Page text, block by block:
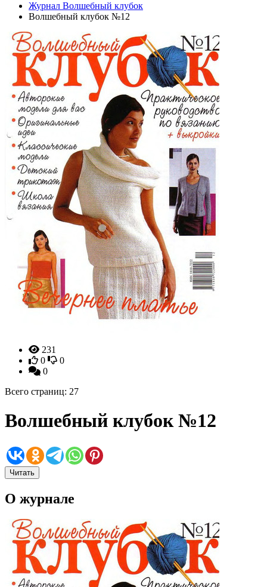
Журнал Волшебный клубок
Волшебный клубок №12
231
0
0
0
Всего страниц: 27
Волшебный клубок №12
Читать
О журнале